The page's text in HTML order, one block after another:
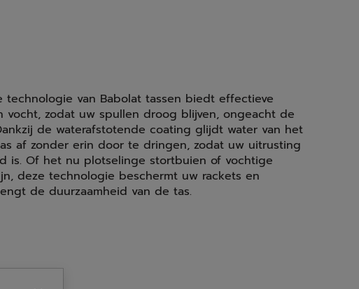
technologie van Babolat tassen biedt effectieve
vocht, zodat uw spullen droog blijven, ongeacht de
de waterafstotende coating glijdt water van het
af zonder erin door te dringen, zodat uw uitrusting
is. Of het nu plotselinge stortbuien of vochtige
deze technologie beschermt uw rackets en
de duurzaamheid van de tas.